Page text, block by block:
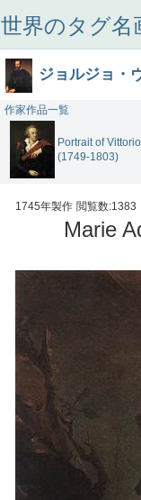
世界のタグ名
ジョルジョ・
作家作品一覧
Portrait of
(1749-1803)
1745年製作 閲覧数:1383
Marie